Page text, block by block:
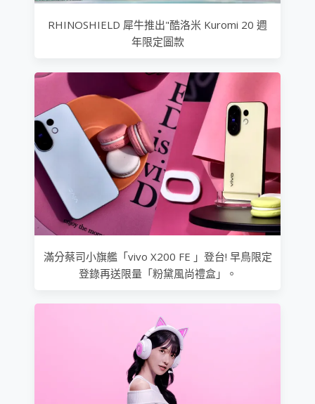
RHINOSHIELD 犀牛推出"酷洛米 Kuromi 20 週
年限定圖款
滿分蔡司小旗艦「vivo X200 FE 」登台! 早鳥限定
登錄再送限量「粉黛風尚禮盒」。